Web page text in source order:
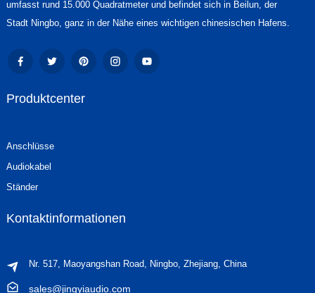
umfasst rund 15.000 Quadratmeter und befindet sich in Beilun, der
Stadt Ningbo, ganz in der Nähe eines wichtigen chinesischen Hafens.
Produktcenter
Anschlüsse
Audiokabel
Ständer
Kontaktinformationen
Nr. 517, Maoyangshan Road, Ningbo, Zhejiang, China
sales@jingyiaudio.com